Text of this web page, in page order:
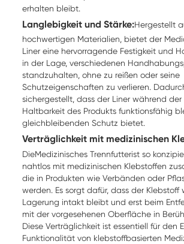
erhalten bleibt.
Langlebigkeit und Stärke:Hergestellt
hochwertigen Materialien, bietet der
Liner eine hervorragende Festigkeit und
in der Lage, verschiedenen
standzuhalten, ohne zu reißen oder seine
Schutzeigenschaften zu verlieren.
sichergestellt, dass der Liner während
Haltbarkeit des Produkts funktionsfähig
gleichbleibenden Schutz bietet.
Verträglichkeit mit medizinischen
DieMedizinisches Trennfutterist so
nahtlos mit medizinischen Klebstoffen
die in Produkten wie Verbänden oder
werden. Es sorgt dafür, dass der Klebstoff
Lagerung intakt bleibt und erst beim
mit der vorgesehenen Oberfläche in
Diese Verträglichkeit ist essentiell für den
Funktionalität von klebstoffbasierten